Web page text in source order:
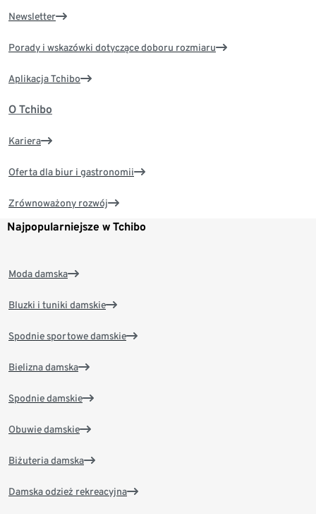
Newsletter
Porady i wskazówki dotyczące doboru rozmiaru
Aplikacja Tchibo
O Tchibo
Kariera
Oferta dla biur i gastronomii
Zrównoważony rozwój
Najpopularniejsze w Tchibo
Moda damska
Bluzki i tuniki damskie
Spodnie sportowe damskie
Bielizna damska
Spodnie damskie
Obuwie damskie
Biżuteria damska
Damska odzież rekreacyjna